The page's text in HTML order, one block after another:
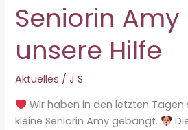
Seniorin
unsere Hilfe
Aktuelles /J S
Wir haben in den letzten Tagen
kleine Seniorin Amy gebangt.